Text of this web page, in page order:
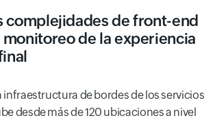
complejidades de front-end
de la experiencia
infraestructura de bordes de los servicios
desde más de 120 ubicaciones a nivel